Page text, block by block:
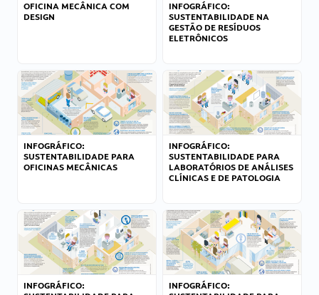
OFICINA MECÂNICA COM
DESIGN
INFOGRÁFICO:
SUSTENTABILIDADE NA
GESTÃO DE RESÍDUOS
ELETRÔNICOS
INFOGRÁFICO:
SUSTENTABILIDADE PARA
OFICINAS MECÂNICAS
INFOGRÁFICO:
SUSTENTABILIDADE PARA
LABORATÓRIOS DE ANÁLISES
CLÍNICAS E DE PATOLOGIA
INFOGRÁFICO:
INFOGRÁFICO: